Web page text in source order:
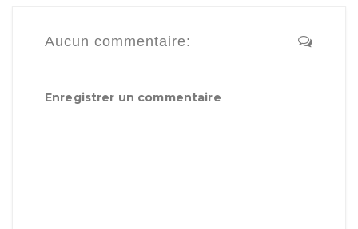
Aucun commentaire:
Enregistrer un commentaire